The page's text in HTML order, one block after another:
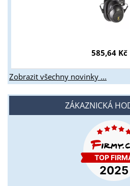
585,64 Kč
Zobrazit všechny novinky ...
ZÁKAZNICKÁ